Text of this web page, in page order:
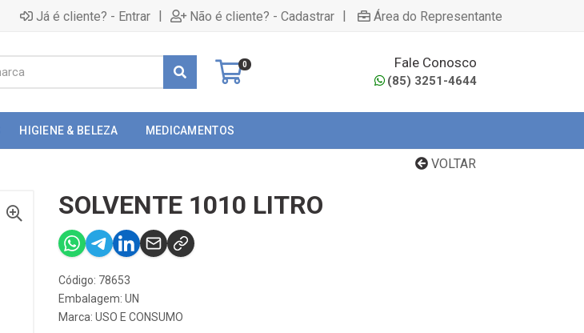
Já é cliente? - Entrar | Não é cliente? - Cadastrar | Área do Representante
0 Fale Conosco
(85) 3251-4644
HIGIENE & BELEZA MEDICAMENTOS
VOLTAR
SOLVENTE 1010 LITRO
Código: 78653
Embalagem: UN
Marca: USO E CONSUMO